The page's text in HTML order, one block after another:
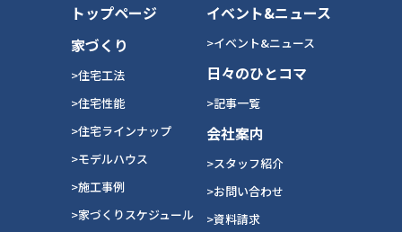
トップページ
家づくり
>住宅工法
>住宅性能
>住宅ラインナップ
>モデルハウス
>施工事例
>家づくりスケジュール
イベント&ニュース
>イベント&ニュース
日々のひとコマ
>記事一覧
会社案内
>スタッフ紹介
>お問い合わせ
>資料請求